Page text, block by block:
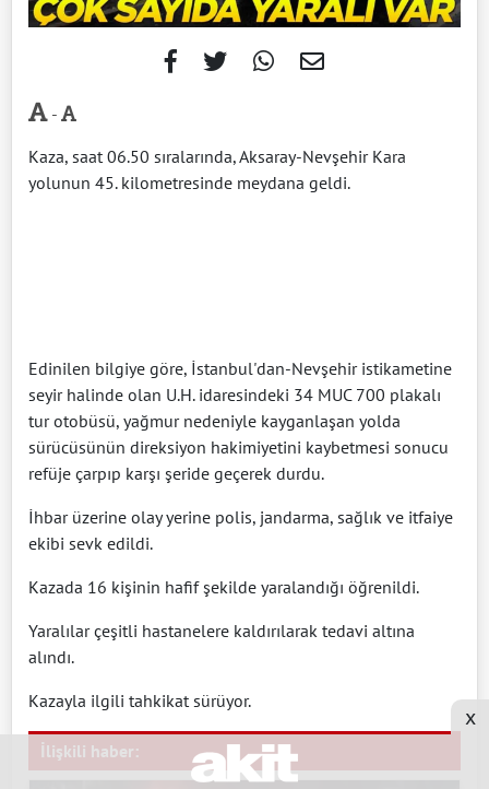
-
Kaza, saat 06.50 sıralarında, Aksaray-Nevşehir Kara
yolunun 45. kilometresinde meydana geldi.
Edinilen bilgiye göre, İstanbul'dan-Nevşehir istikametine
seyir halinde olan U.H. idaresindeki 34 MUC 700 plakalı
tur otobüsü, yağmur nedeniyle kayganlaşan yolda
sürücüsünün direksiyon hakimiyetini kaybetmesi sonucu
refüje çarpıp karşı şeride geçerek durdu.
İhbar üzerine olay yerine polis, jandarma, sağlık ve itfaiye
ekibi sevk edildi.
Kazada 16 kişinin hafif şekilde yaralandığı öğrenildi.
Yaralılar çeşitli hastanelere kaldırılarak tedavi altına
alındı.
Kazayla ilgili tahkikat sürüyor.
İlişkili haber:
x